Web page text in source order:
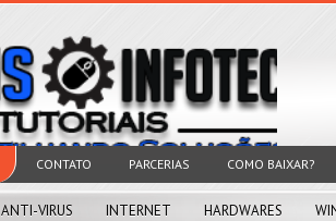
CONTATO PARCERIAS COMO BAIXAR?
ANTI-VIRUS INTERNET HARDWARES